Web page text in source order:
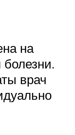
на
врач